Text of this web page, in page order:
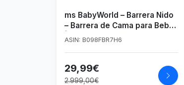
ms BabyWorld – Barrera Nido
– Barrera de Cama para Bebé
| Abatible con 2 Alturas
Cama Infantil o Juvenil | 150
cm
ASIN: B098FBR7H6
29,99€
2.999,00€